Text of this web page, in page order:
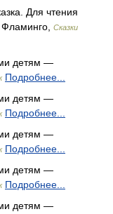
Для чтения
Сказки
детям —
Подробнее...
детям —
Подробнее...
детям —
Подробнее...
детям —
Подробнее...
детям —